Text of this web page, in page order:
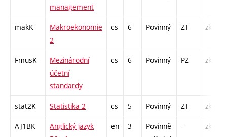
management
makK
Makroekonomie
2
cs 6 Povinný ZT zk
FmusK
Mezinárodní
účetní
standardy
cs 6 Povinný PZ zk
stat2K Statistika 2 cs 5 Povinný ZT zk
AJ1BK
Anglický jazyk
en 3
Povinně
- zk